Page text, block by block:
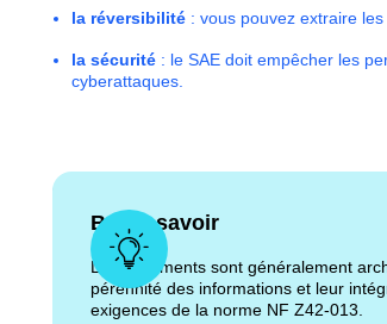
la réversibilité: vous pouvez extraire
la sécurité : le SAE doit empêcher les
cyberattaques.
Bon à savoir
Les documents sont généralement
pérennité des informations et leur
exigences de la norme NF Z42-013.